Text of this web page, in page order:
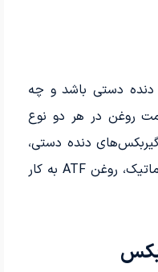
دستی باشد و چه
روغن در هر دو نوع
دنده دستی،
روغن MTF و در گیربکس‌های اتوماتیک، روغن ATF به کار